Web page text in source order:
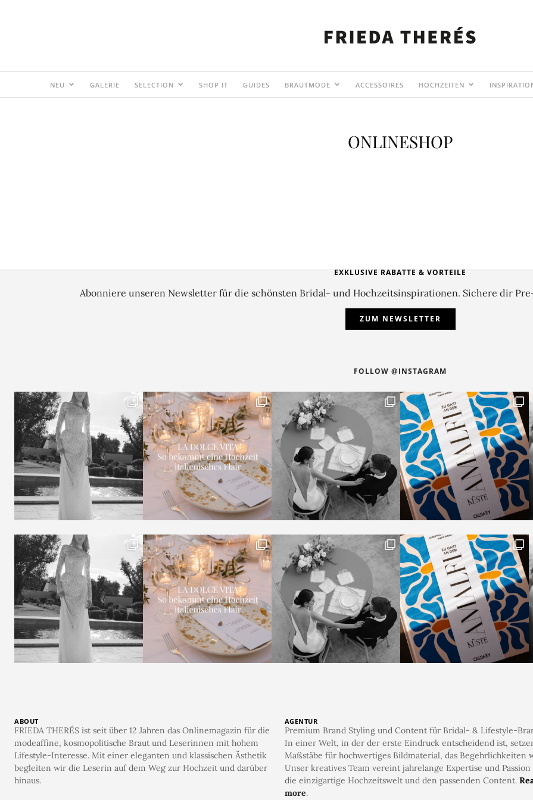
NEU GALERIE SELECTION SHOP IT GUIDES BRAUTMODE ACCESSOIRES HOCHZEITEN
ONLINESHOP
EXKLUSIVE RABATTE & VORTEILE
Abonniere unseren Newsletter für die schönsten Bridal- und Hochzeitsinspirationen. Sichere dir
ZUM NEWSLETTER
FOLLOW @INSTAGRAM
ABOUT
FRIEDA THERÉS ist seit über 12 Jahren das Onlinemagazin für die
modeaffine, kosmopolitische Braut und Leserinnen mit hohem
Lifestyle-Interesse. Mit einer eleganten und klassischen Ästhetik
begleiten wir die Leserin auf dem Weg zur Hochzeit und darüber
hinaus.
AGENTUR
Premium Brand Styling und Content für Bridal- & Lifestyle-
In einer Welt, in der der erste Eindruck entscheidend ist,
Maßstäbe für hochwertiges Bildmaterial, das Begehrlichkeiten
Unser kreatives Team vereint jahrelange Expertise und
die einzigartige Hochzeitswelt und den passenden Content.
more.